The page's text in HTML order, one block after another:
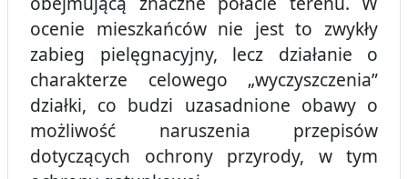
ocenie mieszkańców nie jest to zwykły
zabieg pielęgnacyjny, lecz działanie o
charakterze celowego „wyczyszczenia”
działki, co budzi uzasadnione obawy o
możliwość naruszenia przepisów
dotyczących ochrony przyrody, w tym